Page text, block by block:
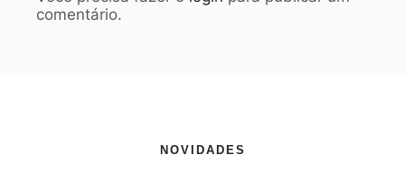
comentário.
NOVIDADES